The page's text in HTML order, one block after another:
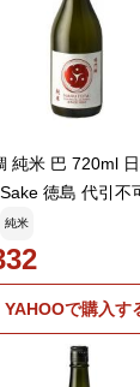
純米 巴 720ml
徳島 代引不
純米
YAHOOで購入す